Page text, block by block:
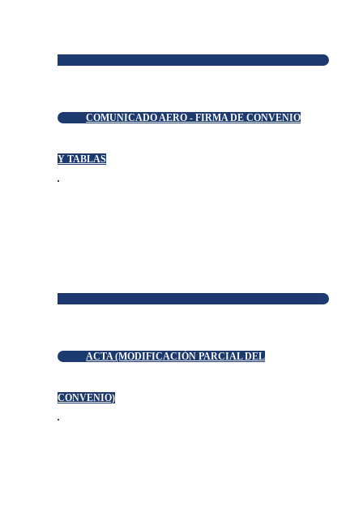
COMUNICADO AERO - FIRMA DE CONVENIO
Y TABLAS
ACTA (MODIFICACIÓN PARCIAL DEL
CONVENIO)